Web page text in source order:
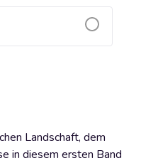
Landschaft, dem
in diesem ersten Band